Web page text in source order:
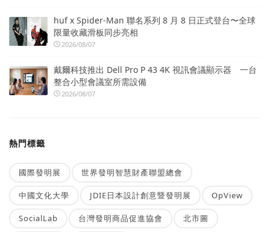
huf x Spider-Man 聯名系列 8 月 8 日正式登台〜全球
限量收藏滑板同步亮相
2026/08/07
戴爾科技推出 Dell Pro P 43 4K 視訊會議顯示器 一台
整合小型會議室所需設備
2026/08/07
熱門標籤
國際發明展 世界發明智慧財產聯盟總會
中國文化大學 JDIE日本設計創意暨發明展 OpView
SocialLab 台灣發明商品促進協會 北市圖